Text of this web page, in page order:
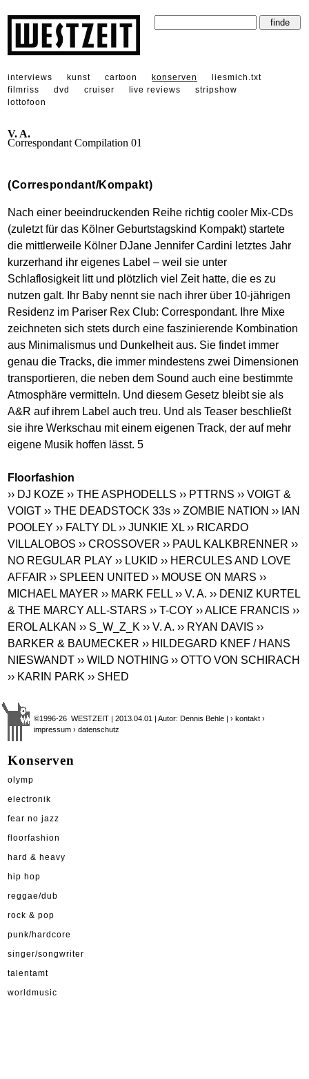
interviews kunst cartoon konserven
liesmich.txt
filmriss
dvd cruiser live reviews
stripshow
lottofoon
V. A.
Correspondant Compilation 01
(Correspondant/Kompakt)
Nach einer beeindruckenden Reihe richtig cooler Mix-CDs
(zuletzt für das Kölner Geburtstagskind Kompakt) startete
die mittlerweile Kölner DJane Jennifer Cardini letztes Jahr
kurzerhand ihr eigenes Label – weil sie unter
Schlaflosigkeit litt und plötzlich viel Zeit hatte, die es zu
nutzen galt. Ihr Baby nennt sie nach ihrer über 10-jährigen
Residenz im Pariser Rex Club: Correspondant. Ihre Mixe
zeichneten sich stets durch eine faszinierende Kombination
aus Minimalismus und Dunkelheit aus. Sie findet immer
genau die Tracks, die immer mindestens zwei Dimensionen
transportieren, die neben dem Sound auch eine bestimmte
Atmosphäre vermitteln. Und diesem Gesetz bleibt sie als
A&R auf ihrem Label auch treu. Und als Teaser beschließt
sie ihre Werkschau mit einem eigenen Track, der auf mehr
eigene Musik hoffen lässt. 5
Floorfashion
›› DJ KOZE ›› THE ASPHODELLS ›› PTTRNS ›› VOIGT &
VOIGT ›› THE DEADSTOCK 33s ›› ZOMBIE NATION ›› IAN
POOLEY ›› FALTY DL ›› JUNKIE XL ›› RICARDO
VILLALOBOS ›› CROSSOVER ›› PAUL KALKBRENNER ››
NO REGULAR PLAY ›› LUKID ›› HERCULES AND LOVE
AFFAIR ›› SPLEEN UNITED ›› MOUSE ON MARS ››
MICHAEL MAYER ›› MARK FELL ›› V. A. ›› DENIZ KURTEL
& THE MARCY ALL-STARS ›› T-COY ›› ALICE FRANCIS ››
EROL ALKAN ›› S_W_Z_K ›› V. A. ›› RYAN DAVIS ››
BARKER & BAUMECKER ›› HILDEGARD KNEF / HANS
NIESWANDT ›› WILD NOTHING ›› OTTO VON SCHIRACH
›› KARIN PARK ›› SHED
©1996-26 WESTZEIT | 2013.04.01 | Autor: Dennis Behle |› kontakt ›
impressum › datenschutz
Konserven
olymp
electronik
fear no jazz
floorfashion
hard & heavy
hip hop
reggae/dub
rock & pop
punk/hardcore
singer/songwriter
talentamt
worldmusic